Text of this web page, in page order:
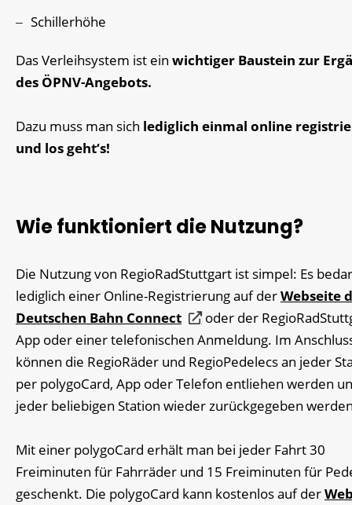
Schillerhöhe
Das Verleihsystem ist ein wichtiger Baustein zur
des ÖPNV-Angebots.
Dazu muss man sich lediglich einmal online
und los geht‘s!
Wie funktioniert die Nutzung?
Die Nutzung von RegioRadStuttgart ist simpel: Es
lediglich einer Online-Registrierung auf derWebseite
Deutschen Bahn Connect
oder der
App oder einer telefonischen Anmeldung. Im
können die RegioRäder und RegioPedelecs an jeder
per polygoCard, App oder Telefon entliehen werden
jeder beliebigen Station wieder zurückgegeben
Mit einer polygoCard erhält man bei jeder Fahrt 30
Freiminuten für Fahrräder und 15 Freiminuten für
geschenkt. Die polygoCard kann kostenlos auf der